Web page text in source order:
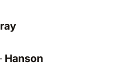
Hanson